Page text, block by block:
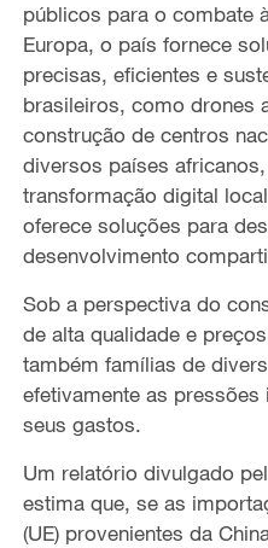
públicos para o combate
Europa, o país fornece
precisas, eficientes e
brasileiros, como drones
construção de centros
diversos países
transformação digital
oferece soluções para
desenvolvimento
Sob a perspectiva do
de alta qualidade e
também famílias de
efetivamente as
seus gastos.
Um relatório divulgado
estima que, se as
(UE) provenientes da